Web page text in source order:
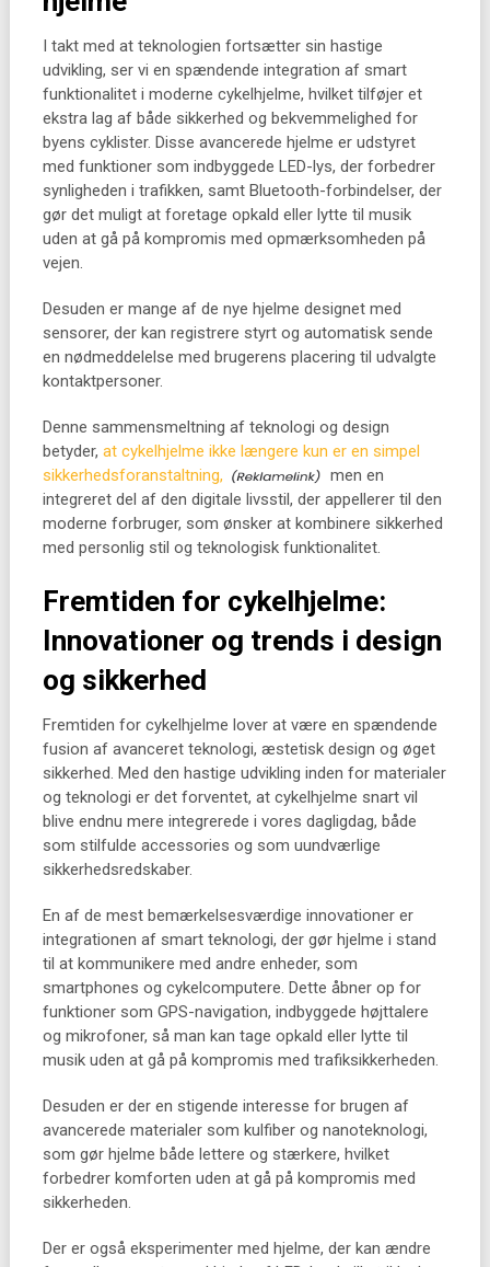
I takt med at teknologien fortsætter sin hastige
udvikling, ser vi en spændende integration af smart
funktionalitet i moderne cykelhjelme, hvilket tilføjer et
ekstra lag af både sikkerhed og bekvemmelighed for
byens cyklister. Disse avancerede hjelme er udstyret
med funktioner som indbyggede LED-lys, der forbedrer
synligheden i trafikken, samt Bluetooth-forbindelser, der
gør det muligt at foretage opkald eller lytte til musik
uden at gå på kompromis med opmærksomheden på
vejen.
Desuden er mange af de nye hjelme designet med
sensorer, der kan registrere styrt og automatisk sende
en nødmeddelelse med brugerens placering til udvalgte
kontaktpersoner.
Denne sammensmeltning af teknologi og design
betyder, at cykelhjelme ikke længere kun er en simpel
sikkerhedsforanstaltning,
men en
integreret del af den digitale livsstil, der appellerer til den
moderne forbruger, som ønsker at kombinere sikkerhed
med personlig stil og teknologisk funktionalitet.
Fremtiden for cykelhjelme:
Innovationer og trends i design
og sikkerhed
Fremtiden for cykelhjelme lover at være en spændende
fusion af avanceret teknologi, æstetisk design og øget
sikkerhed. Med den hastige udvikling inden for materialer
og teknologi er det forventet, at cykelhjelme snart vil
blive endnu mere integrerede i vores dagligdag, både
som stilfulde accessories og som uundværlige
sikkerhedsredskaber.
En af de mest bemærkelsesværdige innovationer er
integrationen af smart teknologi, der gør hjelme i stand
til at kommunikere med andre enheder, som
smartphones og cykelcomputere. Dette åbner op for
funktioner som GPS-navigation, indbyggede højttalere
og mikrofoner, så man kan tage opkald eller lytte til
musik uden at gå på kompromis med trafiksikkerheden.
Desuden er der en stigende interesse for brugen af
avancerede materialer som kulfiber og nanoteknologi,
som gør hjelme både lettere og stærkere, hvilket
forbedrer komforten uden at gå på kompromis med
sikkerheden.
Der er også eksperimenter med hjelme, der kan ændre